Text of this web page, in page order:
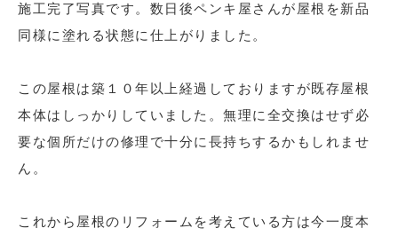
施工完了写真です。数日後ペンキ屋さんが屋根を新品
同様に塗れる状態に仕上がりました。
この屋根は築１０年以上経過しておりますが既存屋根
本体はしっかりしていました。無理に全交換はせず必
要な個所だけの修理で十分に長持ちするかもしれませ
ん。
これから屋根のリフォームを考えている方は今一度本